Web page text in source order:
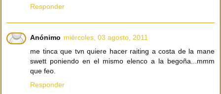
Responder
Anónimo miércoles, 03 agosto, 2011
me tinca que tvn quiere hacer raiting a costa de la mane
swett poniendo en el mismo elenco a la begoña...mmm
que feo.
Responder